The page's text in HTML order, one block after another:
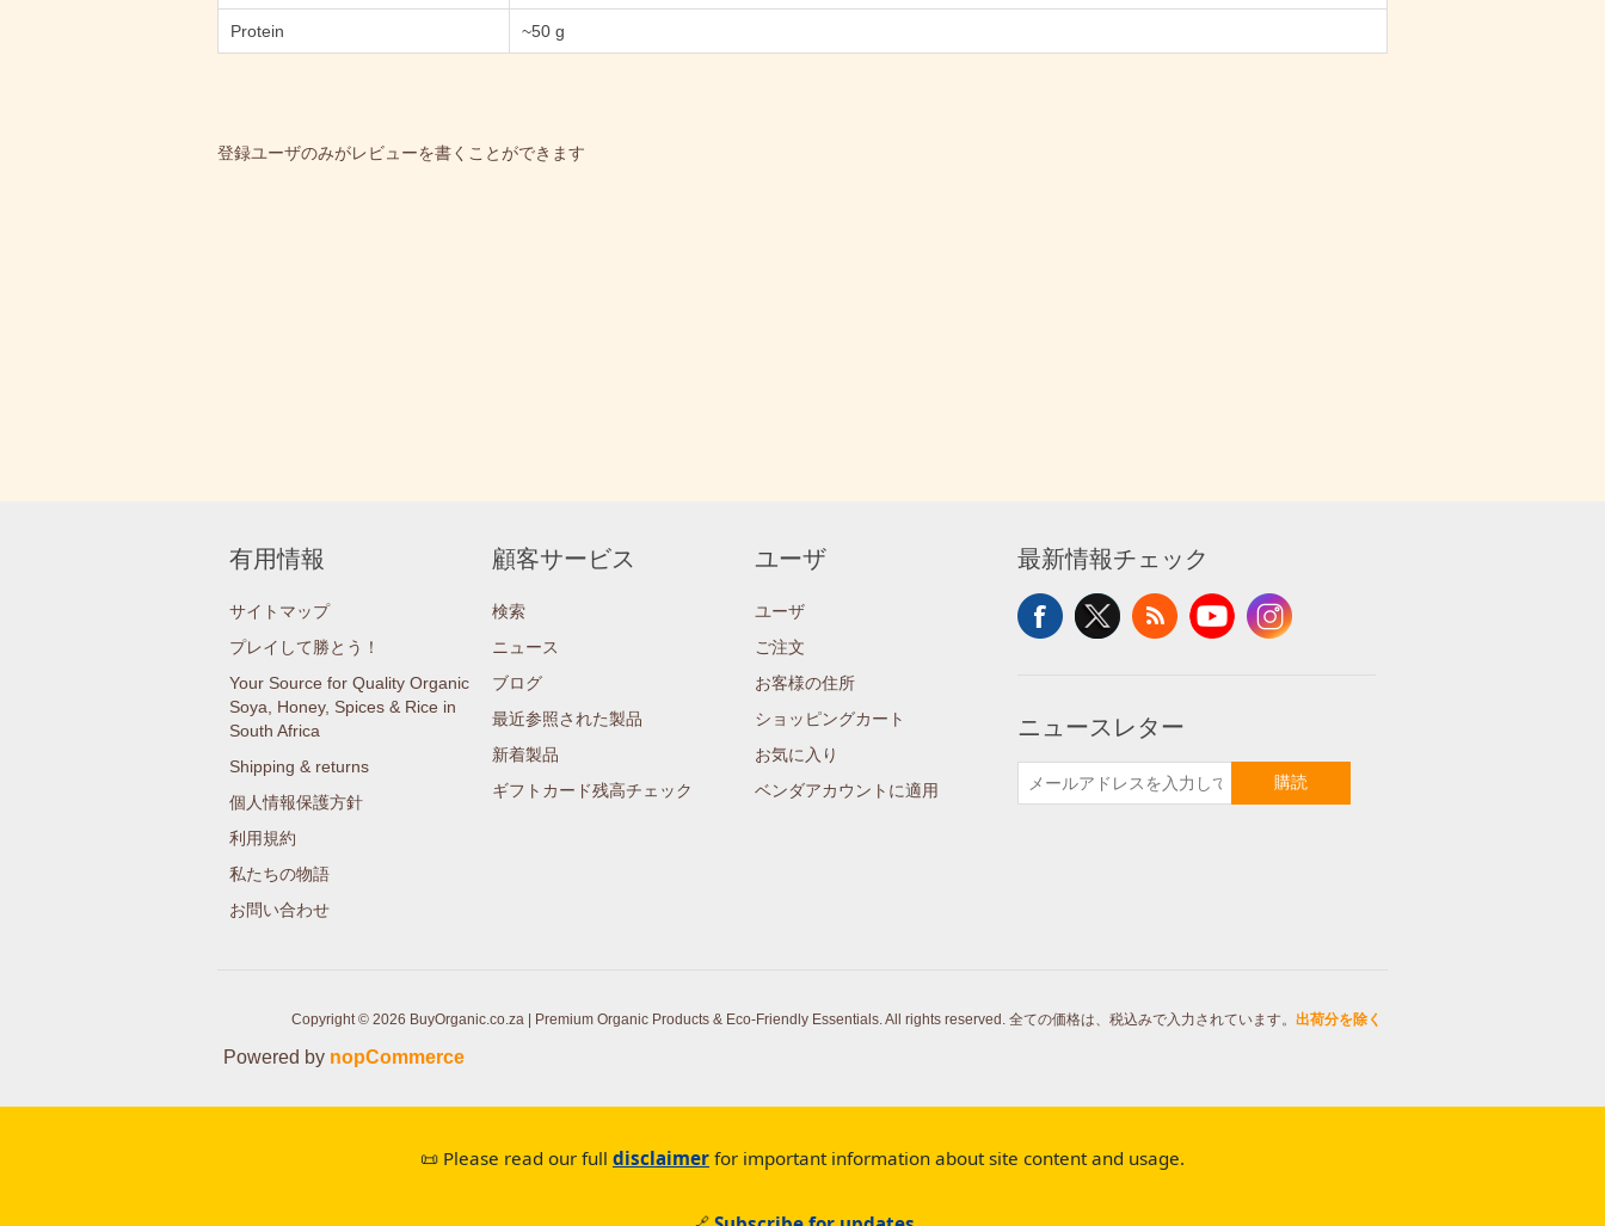
Protein ~50 g
登録ユーザのみがレビューを書くことができます
有用情報
サイトマップ
プレイして勝とう！
Your Source for Quality Organic
Soya, Honey, Spices & Rice in
South Africa
Shipping & returns
個人情報保護方針
利用規約
私たちの物語
お問い合わせ
顧客サービス
検索
ニュース
ブログ
最近参照された製品
新着製品
ギフトカード残高チェック
ユーザ
ユーザ
ご注文
お客様の住所
ショッピングカート
お気に入り
ベンダアカウントに適用
最新情報チェック
ニュースレター
購読
Copyright © 2026 BuyOrganic.co.za | Premium Organic Products & Eco-Friendly Essentials. All rights reserved. 全ての価格は、税込みで入力されています。 出荷分を除く
Powered by nopCommerce
📜 Please read our full disclaimer for important information about site content and usage.